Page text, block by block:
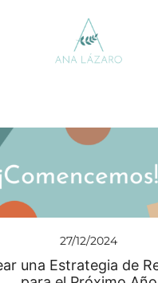
27/12/2024
una Estrategia de